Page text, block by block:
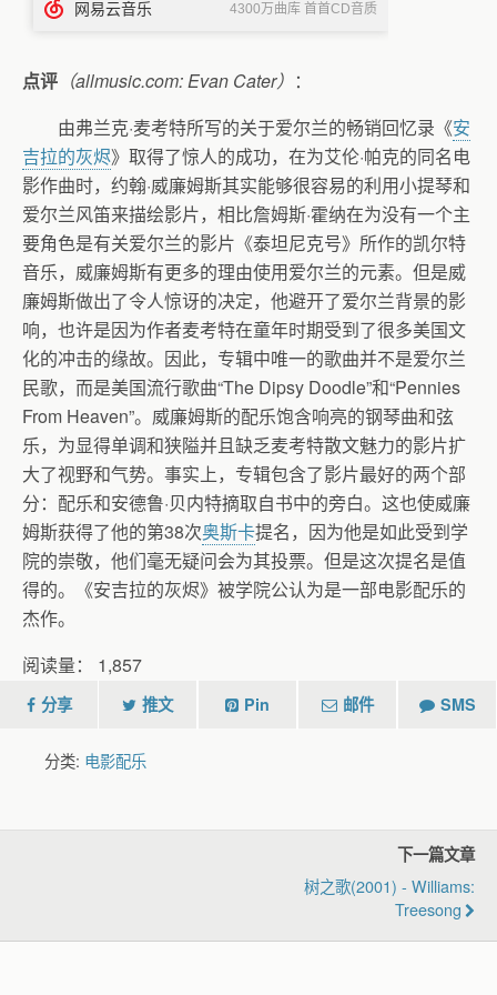
点评 （allmusic.com: Evan Cater） ：
由弗兰克·麦考特所写的关于爱尔兰的畅销回忆录《安
吉拉的灰烬》取得了惊人的成功，在为艾伦·帕克的同名电
影作曲时，约翰·威廉姆斯其实能够很容易的利用小提琴和
爱尔兰风笛来描绘影片，相比詹姆斯·霍纳在为没有一个主
要角色是有关爱尔兰的影片《泰坦尼克号》所作的凯尔特
音乐，威廉姆斯有更多的理由使用爱尔兰的元素。但是威
廉姆斯做出了令人惊讶的决定，他避开了爱尔兰背景的影
响，也许是因为作者麦考特在童年时期受到了很多美国文
化的冲击的缘故。因此，专辑中唯一的歌曲并不是爱尔兰
民歌，而是美国流行歌曲“The Dipsy Doodle”和“Pennies
From Heaven”。威廉姆斯的配乐饱含响亮的钢琴曲和弦
乐，为显得单调和狭隘并且缺乏麦考特散文魅力的影片扩
大了视野和气势。事实上，专辑包含了影片最好的两个部
分：配乐和安德鲁·贝内特摘取自书中的旁白。这也使威廉
姆斯获得了他的第38次奥斯卡提名，因为他是如此受到学
院的崇敬，他们毫无疑问会为其投票。但是这次提名是值
得的。《安吉拉的灰烬》被学院公认为是一部电影配乐的
杰作。
阅读量： 1,857
分享 推文 Pin 邮件 SMS
分类: 电影配乐
下一篇文章
树之歌(2001) - Williams:
Treesong